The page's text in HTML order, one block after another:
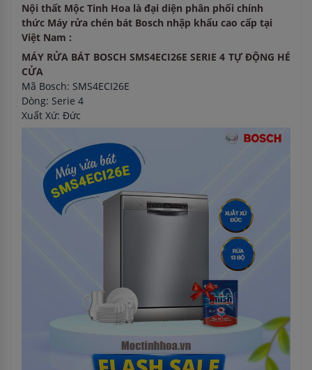
Nội thất Mộc Tinh Hoa là đại diện phân phối chính
thức Máy rửa chén bát Bosch nhập khẩu cao cấp tại
Việt Nam :
MÁY RỬA BÁT BOSCH SMS4ECI26E SERIE 4 TỰ ĐỘNG HÉ
CỬA
Mã Bosch: SMS4ECI26E
Dòng: Serie 4
Xuất Xứ: Đức